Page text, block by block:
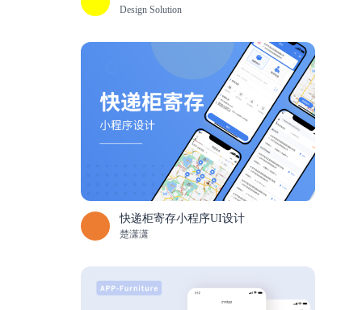
Design Solution
快递柜寄存小程序UI设计
楚潇潇